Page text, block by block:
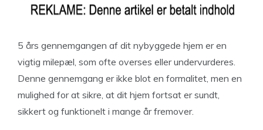
5 års gennemgangen af dit nybyggede hjem er en
vigtig milepæl, som ofte overses eller undervurderes.
Denne gennemgang er ikke blot en formalitet, men en
mulighed for at sikre, at dit hjem fortsat er sundt,
sikkert og funktionelt i mange år fremover.